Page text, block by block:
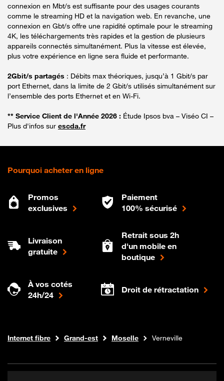
connexion en Mbt/s est suffisante pour des usages courants
comme le streaming HD et la navigation web. En revanche, une
connexion en Gbt/s offre une rapidité optimale pour le streaming
4K, les téléchargements très rapides et la gestion de plusieurs
appareils connectés simultanément. Plus la vitesse est élevée,
plus votre expérience en ligne sera fluide et performante.
2Gbit/s partagés : Débits max théoriques, jusqu’à 1 Gbit/s par
port Ethernet, dans la limite de 2 Gbit/s utilisés simultanément sur
l’ensemble des ports Ethernet et en Wi-Fi.
** Service Client de l'Année 2026 : Étude Ipsos bva – Viséo CI –
Plus d'infos sur escda.fr
Pourquoi acheter en ligne
Promos
exclusives
Paiement
100% sécurisé
Livraison
gratuite
Retrait sous 2h
d'un mobile en
boutique
À vos cotés
24h/24
Droit de rétractation
Boutique Orange
Internet fibre Grand-est Moselle Verneville